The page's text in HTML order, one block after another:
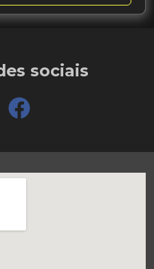
sociais